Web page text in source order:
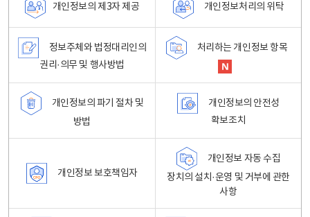
개인정보의 제3자 제공 개인정보처리의 위탁
정보주체와 법정대리인의
권리·의무 및 행사방법
처리하는 개인정보 항목
개인정보의 파기 절차 및
방법
개인정보의 안전성
확보조치
개인정보 보호책임자
개인정보 자동 수집
장치의 설치·운영 및 거부에 관한
사항